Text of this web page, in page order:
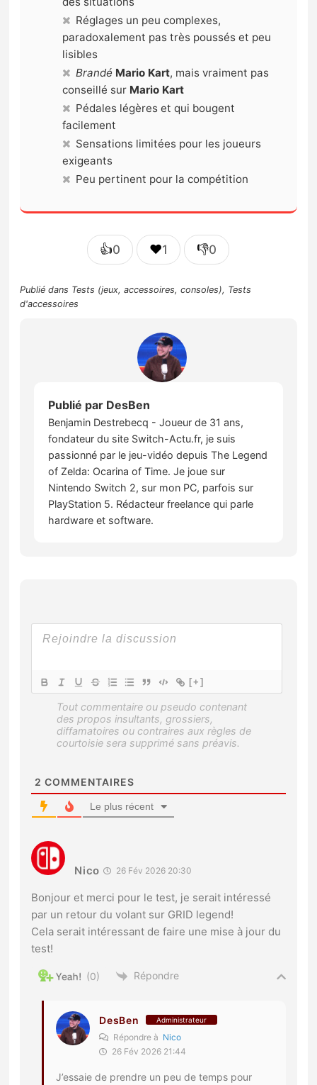
Réglages un peu complexes,
paradoxalement pas très poussés et peu
lisibles
Brandé Mario Kart, mais vraiment pas
conseillé sur Mario Kart
Pédales légères et qui bougent
facilement
Sensations limitées pour les joueurs
exigeants
Peu pertinent pour la compétition
👍0 ❤️1 👎0
Publié dans Tests (jeux, accessoires, consoles), Tests
d'accessoires
Publié par DesBen
Benjamin Destrebecq - Joueur de 31 ans,
fondateur du site Switch-Actu.fr, je suis
passionné par le jeu-vidéo depuis The Legend
of Zelda: Ocarina of Time. Je joue sur
Nintendo Switch 2, sur mon PC, parfois sur
PlayStation 5. Rédacteur freelance qui parle
hardware et software.
[+]
2 COMMENTAIRES
Le plus récent
Nico 26 Fév 2026 20:30
Bonjour et merci pour le test, je serait intéressé
par un retour du volant sur GRID legend!
Cela serait intéressant de faire une mise à jour du
test!
0 Répondre
DesBen Administrateur
Répondre à Nico
26 Fév 2026 21:44
J’essaie de prendre un peu de temps pour